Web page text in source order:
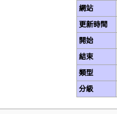
網站
更新時間
開始
結束
類型
分級